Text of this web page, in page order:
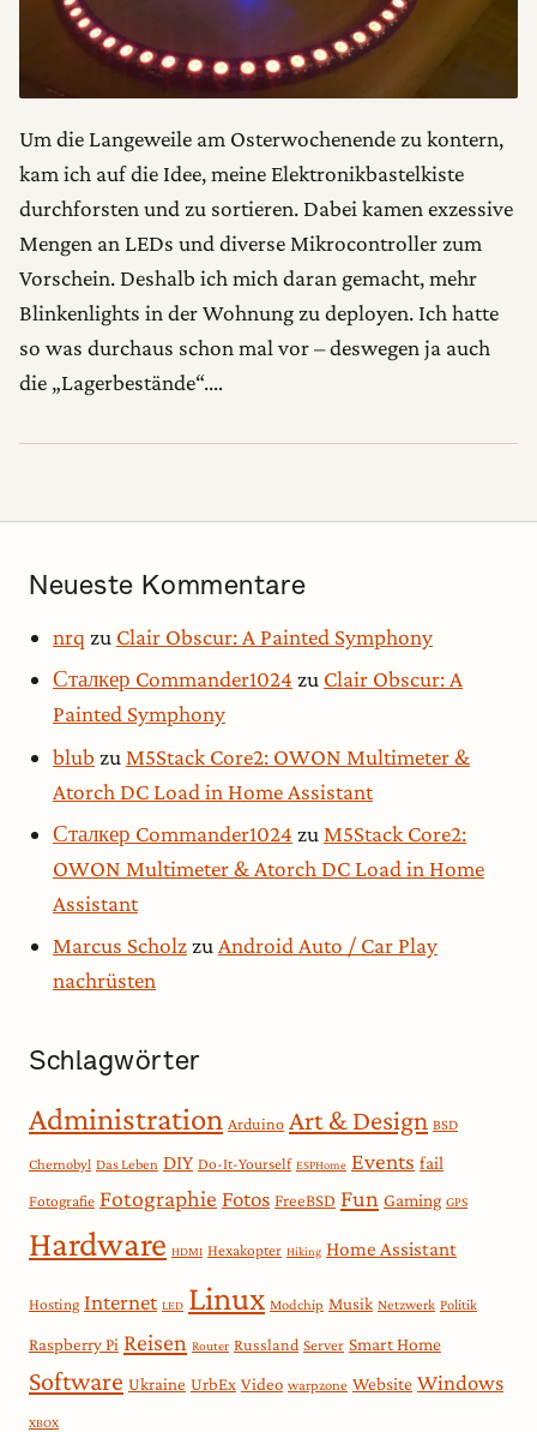
Um die Langeweile am Osterwochenende zu kontern,
kam ich auf die Idee, meine Elektronikbastelkiste
durchforsten und zu sortieren. Dabei kamen exzessive
Mengen an LEDs und diverse Mikrocontroller zum
Vorschein. Deshalb ich mich daran gemacht, mehr
Blinkenlights in der Wohnung zu deployen. Ich hatte
so was durchaus schon mal vor – deswegen ja auch
die „Lagerbestände“.…
Neueste Kommentare
nrq zu Clair Obscur: A Painted Symphony
Сталкер Commander1024 zu Clair Obscur: A
Painted Symphony
blub zu M5Stack Core2: OWON Multimeter &
Atorch DC Load in Home Assistant
Сталкер Commander1024 zu M5Stack Core2:
OWON Multimeter & Atorch DC Load in Home
Assistant
Marcus ScholzzuAndroid Auto / Car Play
nachrüsten
Schlagwörter
Administration Arduino Art & Design BSD
Chernobyl Das Leben DIY Do-It-Yourself ESPHome Events fail
Fotografie Fotographie Fotos FreeBSD Fun Gaming GPS
Hardware HDMI Hexakopter Hiking Home Assistant
Hosting Internet LED Linux Modchip Musik Netzwerk Politik
Raspberry Pi Reisen Router Russland Server Smart Home
Software Ukraine UrbEx Video warpzone Website Windows
XBOX